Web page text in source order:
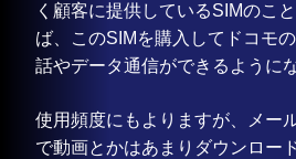
く顧客に提供しているSIMのこ
ば、このSIMを購入してドコモ
話やデータ通信ができるように
使用頻度にもよりますが、メー
で動画とかはあまりダウンロー